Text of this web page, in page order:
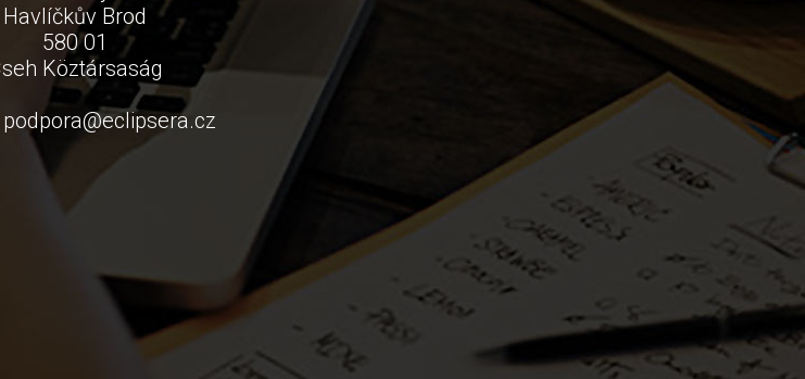
Havlíčkův Brod
580 01
Köztársaság
podpora@eclipsera.cz